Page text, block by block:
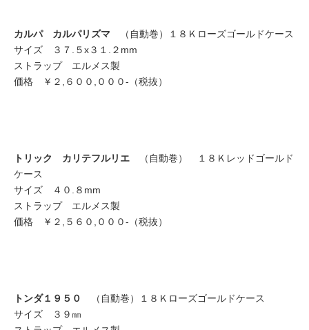
カルパ カルパリズマ （自動巻）１８Ｋローズゴールドケース
サイズ ３７.５x３１.２mm
ストラップ エルメス製
価格 ￥２,６００,０００-（税抜）
トリック カリテフルリエ
（自動巻） １８Ｋレッドゴールド
ケース
サイズ ４０.８mm
ストラップ エルメス製
価格 ￥２,５６０,０００-（税抜）
トンダ１９５０
（自動巻）１８Ｋローズゴールドケース
サイズ ３９㎜